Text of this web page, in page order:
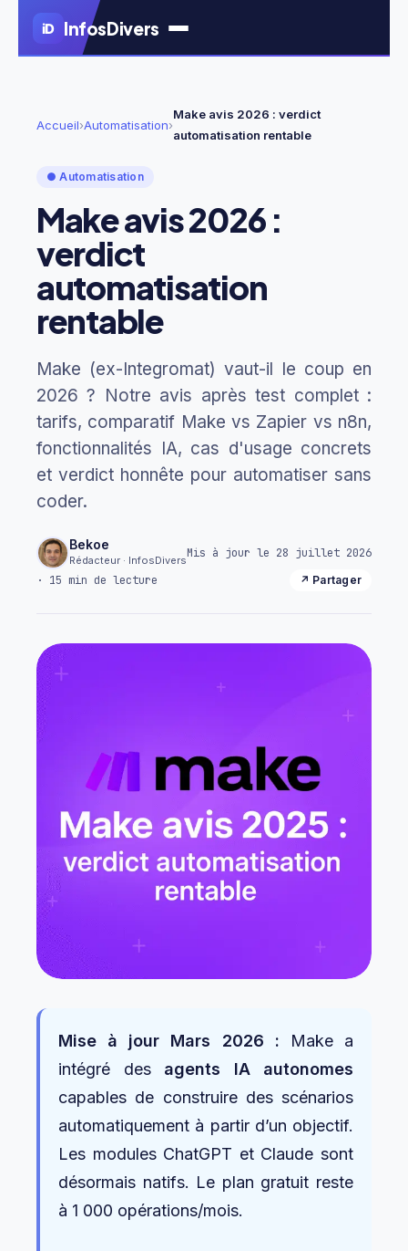
Aller
contenu
iD InfosDivers
Accueil›Automatisation›
Make avis 2026 : verdict
automatisation rentable
● Automatisation
Make avis 2026 :
verdict
automatisation
rentable
Make (ex-Integromat) vaut-il le coup en
2026 ? Notre avis après test complet :
tarifs, comparatif Make vs Zapier vs n8n,
fonctionnalités IA, cas d'usage concrets
et verdict honnête pour automatiser sans
coder.
Bekoe
Rédacteur · InfosDiversMis à jour le 28 juillet 2026
· 15 min de lecture
↗ Partager
Mise à jour Mars 2026 : Make a
intégré des agents IA autonomes
capables de construire des scénarios
automatiquement à partir d’un objectif.
Les modules ChatGPT et Claude sont
désormais natifs. Le plan gratuit reste
à 1 000 opérations/mois.